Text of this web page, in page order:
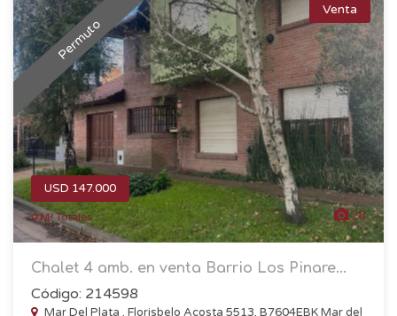
Permuto
Venta
USD 147.000
0 M² Totales 28
Chalet 4 amb. en venta Barrio Los Pinare...
Código: 214598
Mar Del Plata , Florisbelo Acosta 5513, B7604EBK Mar del